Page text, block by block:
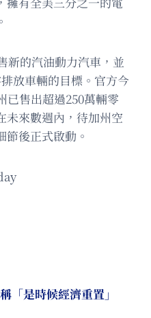
新的汽油動力汽車，並
放車輛的目標。官方今
已售出超過250萬輛零
未來數週內，待加州空
後正式啟動。
「是時候經濟重置」